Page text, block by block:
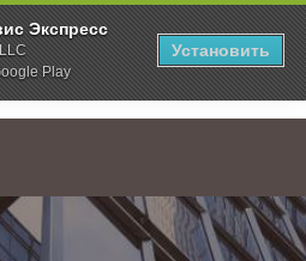
Экспресс
Play
Установить
01 июля 2020 – проведение